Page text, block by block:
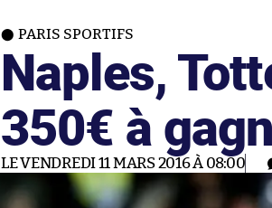
PARIS SPORTIFS
Naples,
350€ à
LE VENDREDI 11 MARS 2016 À 08:00